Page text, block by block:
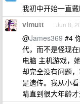
我初中开始一直
vimutt Jun 8,
@James369 #4
代，而不是怪现
电脑 主机游戏，
却完全没有问题
是遗传。我从小
睛直到很大年龄